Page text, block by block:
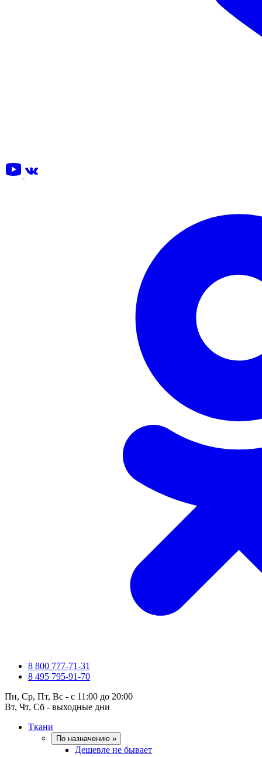
8 800 777-71-31
8 495 795-91-70
Пн, Ср, Пт, Вс - с 11:00 до 20:00
Вт, Чт, Сб - выходные дни
Ткани
По назначению »
Дешевле не бывает